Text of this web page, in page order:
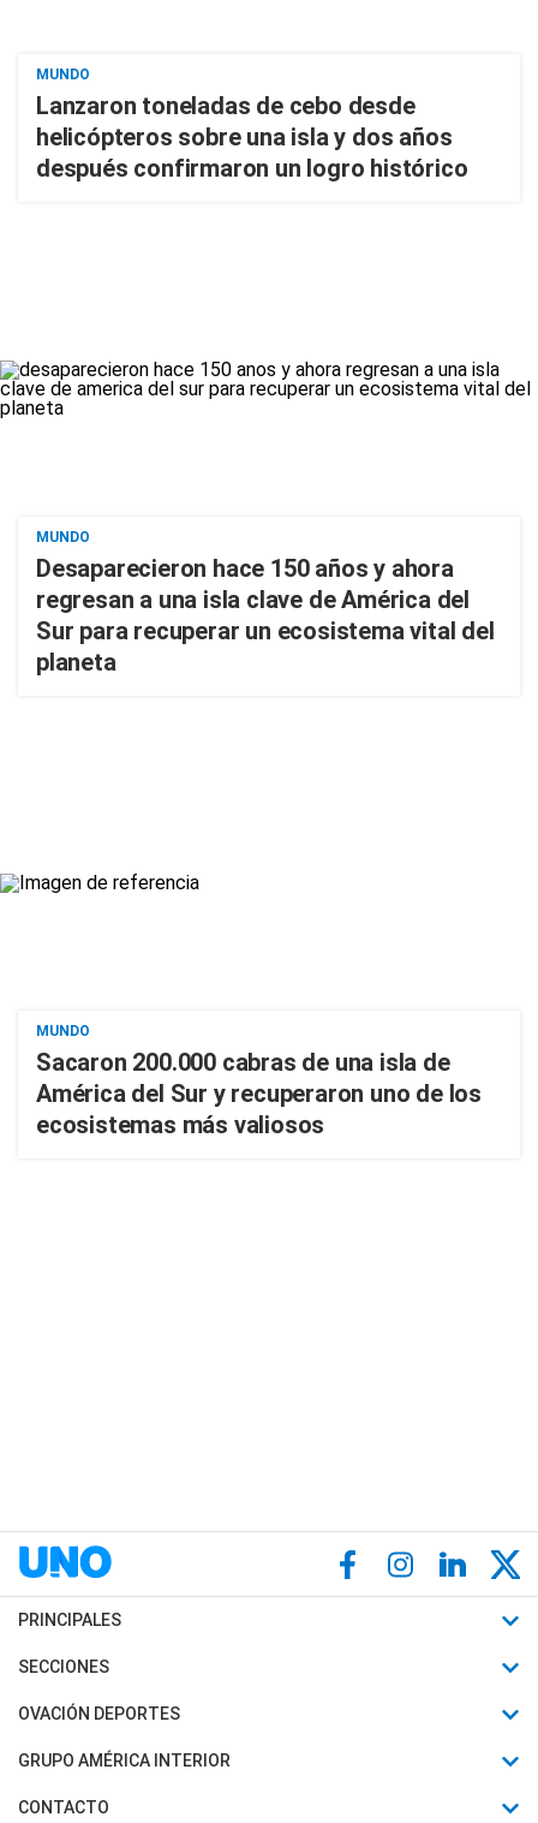
MUNDO
Lanzaron toneladas de cebo desde
helicópteros sobre una isla y dos años
después confirmaron un logro histórico
MUNDO
Desaparecieron hace 150 años y ahora
regresan a una isla clave de América del
Sur para recuperar un ecosistema vital del
planeta
MUNDO
Sacaron 200.000 cabras de una isla de
América del Sur y recuperaron uno de los
ecosistemas más valiosos
PRINCIPALES
Últimas Noticias
Política
SECCIONES
Horóscopo
Motores
OVACIÓN DEPORTES
Fútbol
Mundial
GRUPO AMÉRICA INTERIOR
Canal 7 en Vivo
CONTACTO